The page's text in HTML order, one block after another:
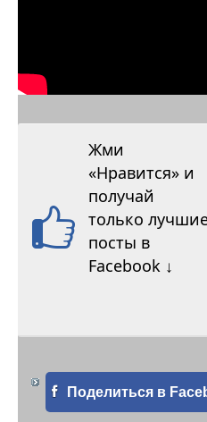
Жми
«Нравится» и
получай
только
посты в
Facebook ↓
Поделиться в